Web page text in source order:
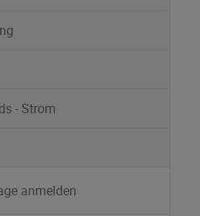
- Strom
anmelden